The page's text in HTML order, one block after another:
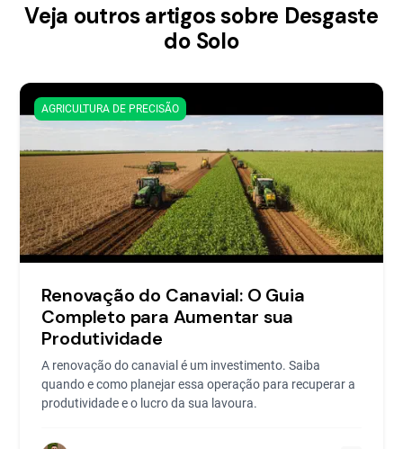
Veja outros artigos sobre Desgaste
do Solo
AGRICULTURA DE PRECISÃO
Renovação do Canavial: O Guia
Completo para Aumentar sua
Produtividade
A renovação do canavial é um investimento. Saiba
quando e como planejar essa operação para recuperar a
produtividade e o lucro da sua lavoura.